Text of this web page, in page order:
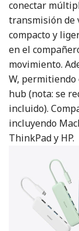
conectar
transmisión de
compacto y
en el
movimiento.
W,
hub (nota: se
incluido).
incluyendo
ThinkPad y HP.